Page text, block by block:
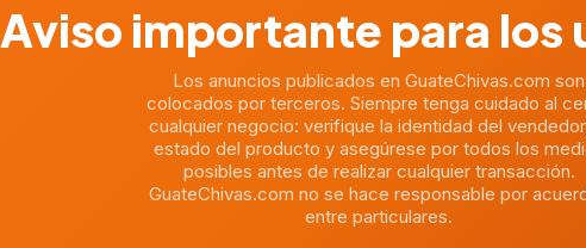
Aviso importante para los
Los anuncios publicados en GuateChivas.com son
colocados por terceros. Siempre tenga cuidado al
cualquier negocio: verifique la identidad del
estado del producto y asegúrese por todos los
posibles antes de realizar cualquier transacción.
GuateChivas.com no se hace responsable por
entre particulares.